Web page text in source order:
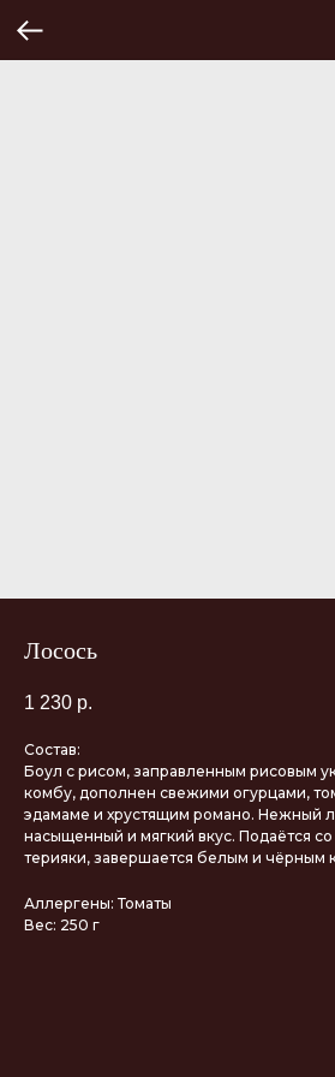
Лосось
1 230 р.
Состав:
Боул с рисом, заправленным рисовым
комбу, дополнен свежими огурцами,
эдамаме и хрустящим романо. Нежный
насыщенный и мягкий вкус. Подаётся
терияки, завершается белым и чёрным
Аллергены: Томаты
Вес: 250 г